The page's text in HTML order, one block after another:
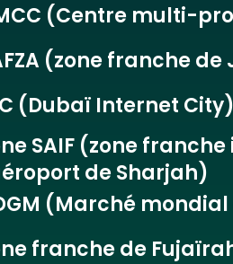
(Centre multi-
(zone franche de
(Dubaï Internet City)
SAIF (zone
de Sharjah)
(Marché
franche de